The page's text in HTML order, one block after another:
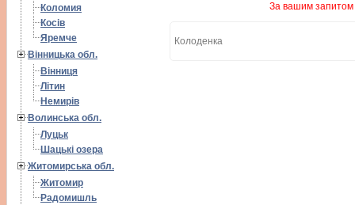
Коломия
Косів
Яремче
Вінницька обл.
Вінниця
Літин
Немирів
Волинська обл.
Луцьк
Шацькі озера
Житомирська обл.
Житомир
Радомишль
За вашим запитом
Колоденка